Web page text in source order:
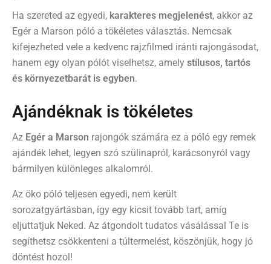
Ha szereted az egyedi, karakteres megjelenést, akkor az
Egér a Marson póló a tökéletes választás. Nemcsak
kifejezheted vele a kedvenc rajzfilmed iránti rajongásodat,
hanem egy olyan pólót viselhetsz, amely stílusos, tartós
és környezetbarát is egyben.
Ajándéknak is tökéletes
Az Egér a Marson rajongók számára ez a póló egy remek
ajándék lehet, legyen szó szülinapról, karácsonyról vagy
bármilyen különleges alkalomról.
Az öko póló teljesen egyedi, nem került
sorozatgyártásban, így egy kicsit tovább tart, amíg
eljuttatjuk Neked. Az átgondolt tudatos vásálással Te is
segíthetsz csökkenteni a túltermelést, köszönjük, hogy jó
döntést hozol!